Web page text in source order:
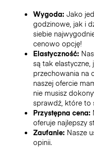
Wygoda: Jako
godzinowe, jak i
siebie
cenowo opcję!
Elastyczność:
są tak
przechowania na
naszej ofercie
nie musisz
sprawdź, które to
Przystępna cena:
oferuje najlepszy
Zaufanie: Nasze
opinii.